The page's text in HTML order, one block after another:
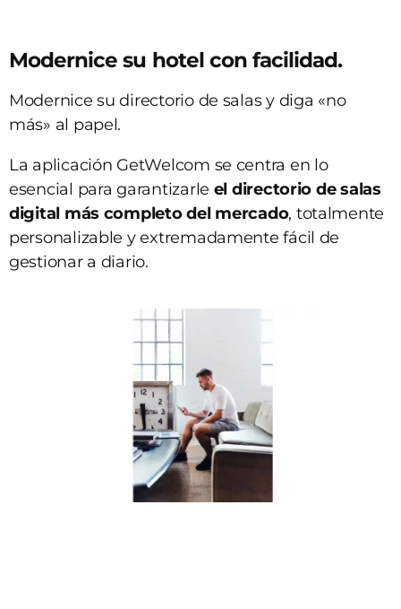
Modernice su hotel con facilidad.
Modernice su directorio de salas y diga «no
más» al papel.
La aplicación GetWelcom se centra en lo
esencial para garantizarle el directorio de salas
digital más completo del mercado, totalmente
personalizable y extremadamente fácil de
gestionar a diario.